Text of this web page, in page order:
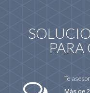
PARA
Te
Más de